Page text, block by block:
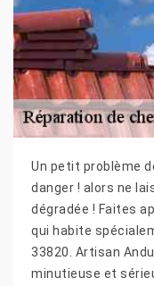
Un petit problème
danger ! alors ne
dégradée ! Faites
qui habite
33820. Artisan
minutieuse et